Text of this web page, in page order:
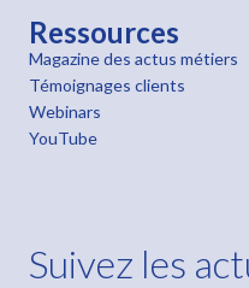
Ressources
Magazine des actus métiers
Témoignages clients
Webinars
YouTube
Suivez les